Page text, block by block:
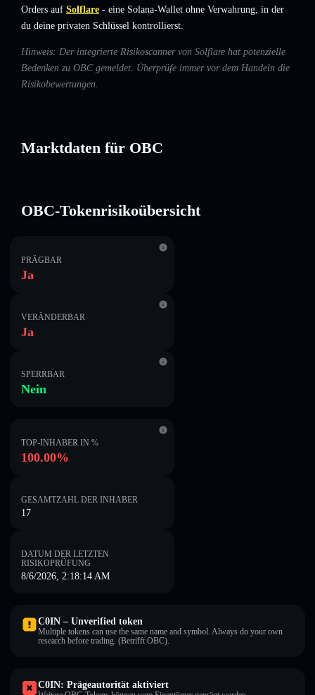
Orders auf Solflare - eine Solana-Wallet ohne Verwahrung, in der
du deine privaten Schlüssel kontrollierst.
Hinweis: Der integrierte Risikoscanner von Solflare hat potenzielle
Bedenken zu OBC gemeldet. Überprüfe immer vor dem Handeln die
Risikobewertungen.
Marktdaten für OBC
OBC-Tokenrisikoübersicht
PRÄGBAR
Ja
VERÄNDERBAR
Ja
SPERRBAR
Nein
TOP-INHABER IN %
100.00%
GESAMTZAHL DER INHABER
17
DATUM DER LETZTEN
RISIKOPRÜFUNG
8/6/2026, 2:18:14 AM
C0IN – Unverified token
Multiple tokens can use the same name and symbol. Always do your own
research before trading. (Betrifft OBC).
C0IN: Prägeautorität aktiviert